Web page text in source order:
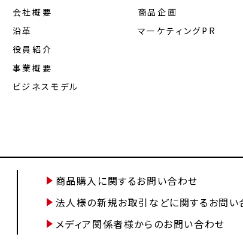
会社概要
沿革
役員紹介
事業概要
ビジネスモデル
商品企画
マーケティングPR
商品購入に関するお問い合わせ
法人様の新規お取引などに関するお問い
メディア関係者様からのお問い合わせ